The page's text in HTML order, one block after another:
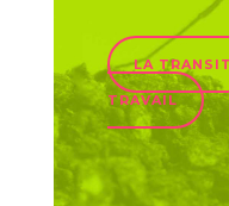
LA
TRAVAIL